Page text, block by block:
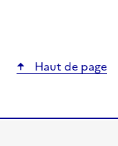
Haut de page